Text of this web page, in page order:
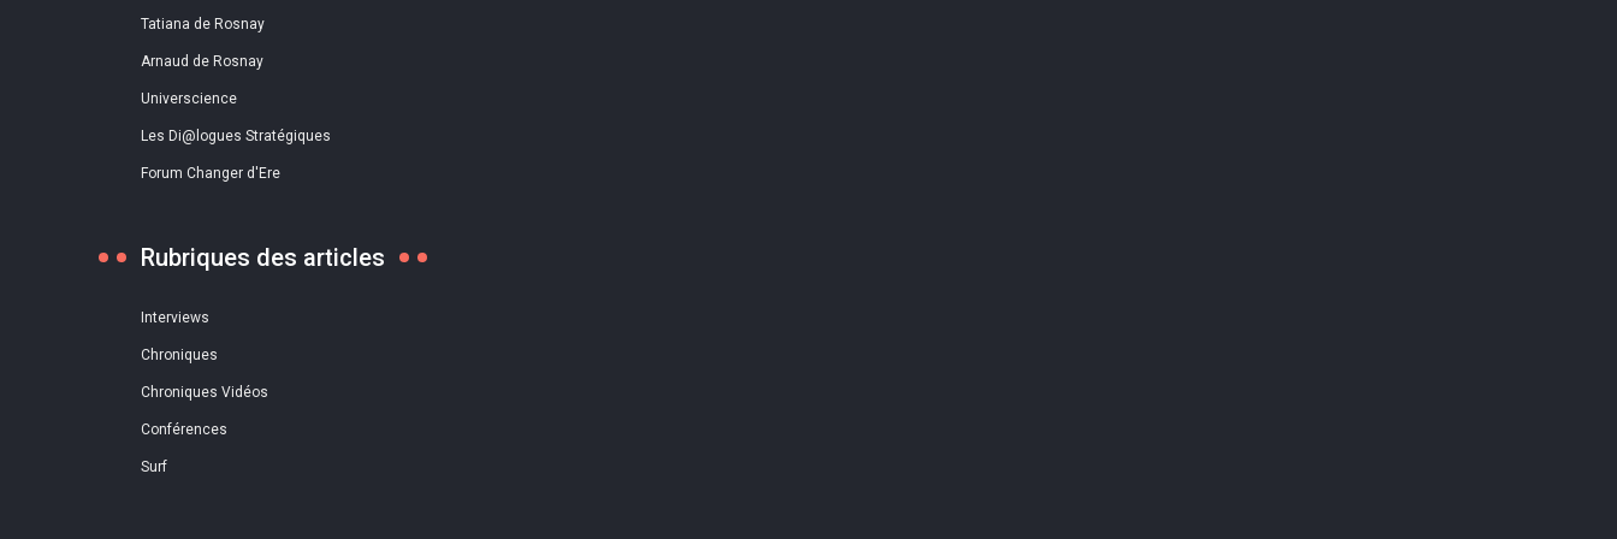
Tatiana de Rosnay
Arnaud de Rosnay
Universcience
Les Di@logues Stratégiques
Forum Changer d'Ere
Rubriques des articles
Interviews
Chroniques
Chroniques Vidéos
Conférences
Surf